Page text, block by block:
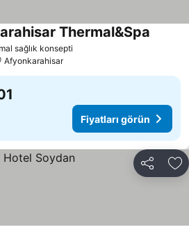
sağlık konsepti
Thermal&Spa
Afyonkarahisar
Fiyatları görün
Paylaş